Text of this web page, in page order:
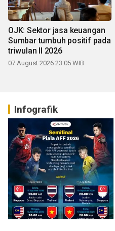
OJK: Sektor jasa keuangan
Sumbar tumbuh positif pada
triwulan II 2026
07 August 2026 23:05 WIB
Infografik